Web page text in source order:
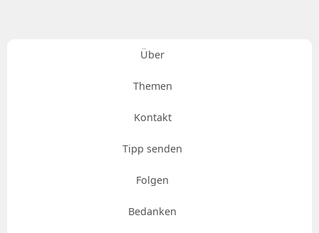
Über
Themen
Kontakt
Tipp senden
Folgen
Bedanken